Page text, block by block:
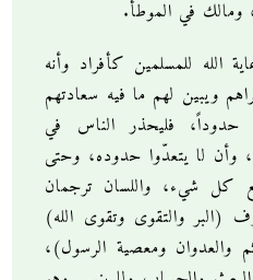
ومالك في الموطأ.
الله للمسلمين كأفراد وأنه
ويبين لهم ما فيه سعادتهم
فليحذر الناس في
وأن لا يتعدّوا حدوده، وحتى
كل شيء، واللسان ترجمان
(البر والتقوى وتقوى الله)
والعدوان ومعصية الرسول)،